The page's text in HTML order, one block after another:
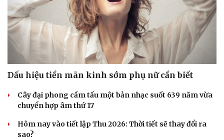
Dấu hiệu tiền mãn kinh sớm phụ nữ cần biết
Cây đại phong cầm tấu một bản nhạc suốt 639 năm vừa
chuyển hợp âm thứ 17
Hôm nay vào tiết lập Thu 2026: Thời tiết sẽ thay đổi ra
sao?